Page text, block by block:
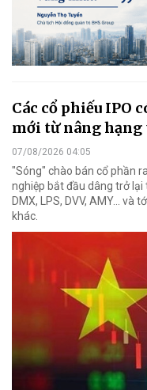
Các cổ phiếu IPO
mới từ nâng
07/08/2026 04:05
"Sóng" chào bán cổ phần
nghiệp bắt đầu dâng trở
DMX, LPS, DVV, AMY... và
khác.